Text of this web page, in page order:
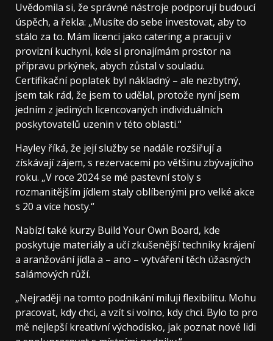
Uvědomila si, že správné nástroje podporují budoucí
úspěch, a řekla: „Musíte do sebe investovat, aby to
stálo za to. Mám licenci jako catering a pracuji v
provizní kuchyni, kde si pronajímám prostor na
přípravu prkýnek, abych zůstal v souladu.
Certifikační poplatek byl nákladný – ale nezbytný,
jsem tak rád, že jsem to udělal, protože nyní jsem
jedním z jediných licencovaných individuálních
poskytovatelů uzenin v této oblasti.“
Hayley říká, že její služby se nadále rozšiřují a
získávají zájem, s rezervacemi po většinu zbývajícího
roku. „V roce 2024 se mé pastevní stoly s
rozmanitějším jídlem staly oblíbenými pro velké akce
s 20 a více hosty.“
Nabízí také kurzy Build Your Own Board, kde
poskytuje materiály a učí zkušenější techniky krájení
a aranžování jídla a – ano – vytváření těch úžasných
salámových růží.
„Nejraději na tomto podnikání miluji flexibilitu. Mohu
pracovat, kdy chci, a vzít si volno, kdy chci. Bylo to pro
mě nejlepší kreativní východisko, jak poznat nové lidi